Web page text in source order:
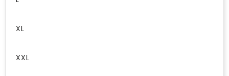
XL
XXL